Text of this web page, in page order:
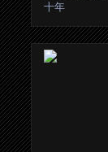
十年